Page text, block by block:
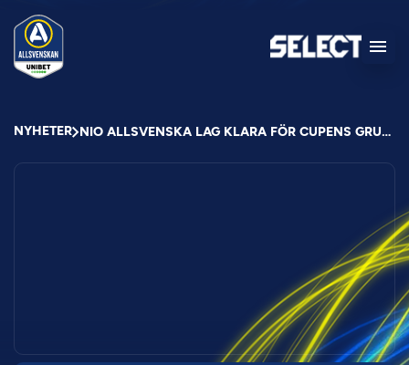
NYHETER NIO ALLSVENSKA LAG KLARA FÖR CUPENS GRUPPSPEL